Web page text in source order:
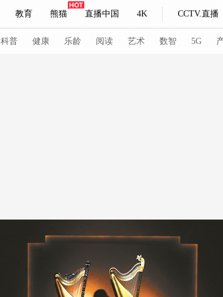
教育 熊猫 直播中国 4K CCTV.直播
热解读 天天学习
下载央视影音
科普 健康 乐龄 阅读 艺术 数智 5G
NBA 中超 国足 国际足球
冰雪道路 足球道路
文化 旅游 科普 健康